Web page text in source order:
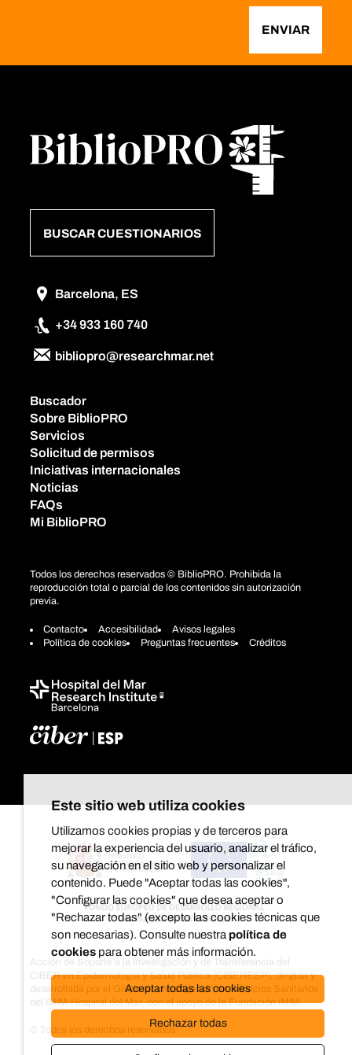
ENVIAR
BUSCAR CUESTIONARIOS
Barcelona, ES
+34 933 160 740
bibliopro@researchmar.net
Buscador
Sobre BiblioPRO
Servicios
Solicitud de permisos
Iniciativas internacionales
Noticias
FAQs
Mi BiblioPRO
Todos los derechos reservados © BiblioPRO. Prohibida la
reproducción total o parcial de los contenidos sin autorización
previa.
Contacto Accesibilidad
Avisos legales
Política de cookies
Preguntas frecuentes Créditos
Acción de Soporte a la Investigación y de Transferencia del
CIBER en Epidemiología y Salud Pública (CIBERESP), dirigida y
desarrollada por el Grupo de investigación en Servicios Sanitarios
del IMIM-Hospital del Mar, con el apoyo de la Fundación IMIM.
© Todos los derechos reservados
Este sitio web utiliza cookies
Utilizamos cookies propias y de terceros para
mejorar la experiencia del usuario, analizar el tráfico,
su navegación en el sitio web y personalizar el
contenido. Puede "Aceptar todas las cookies",
"Configurar las cookies" que desea aceptar o
"Rechazar todas" (excepto las cookies técnicas que
son necesarias). Consulte nuestra política de
cookies para obtener más información.
Aceptar todas las cookies
Rechazar todas